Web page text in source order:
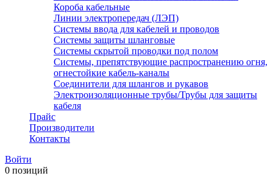
Короба кабельные
Линии электропередач (ЛЭП)
Системы ввода для кабелей и проводов
Системы защиты шланговые
Системы скрытой проводки под полом
Системы, препятствующие распространению огня,
огнестойкие кабель-каналы
Соединители для шлангов и рукавов
Электроизоляционные трубы/Трубы для защиты
кабеля
Прайс
Производители
Контакты
Войти
0 позиций